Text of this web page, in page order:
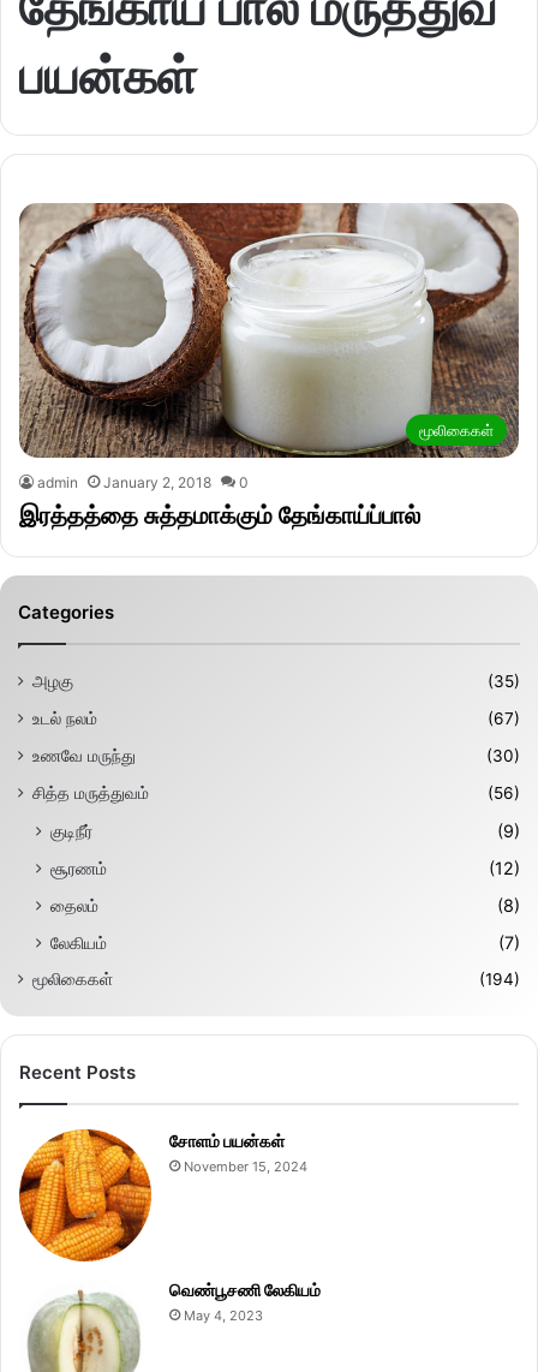
பயன்கள்
மூலிகைகள்
admin January 2, 2018 0
இரத்தத்தை சுத்தமாக்கும் தேங்காய்ப்பால்
Categories
அழகு
(35)
உடல் நலம்
(67)
உணவே மருந்து
(30)
சித்த மருத்துவம்
(56)
குடிநீர்
(9)
சூரணம்
(12)
தைலம்
(8)
லேகியம்
(7)
மூலிகைகள் (194)
Recent Posts
சோளம் பயன்கள்
November 15, 2024
வெண்பூசணி லேகியம்
May 4, 2023